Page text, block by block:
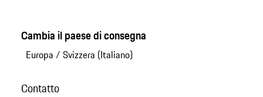
Cambia il paese di consegna
Europa / Svizzera (Italiano)
Contatto